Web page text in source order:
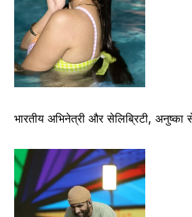
भारतीय अभिनेत्री और सेलिब्रिटी,